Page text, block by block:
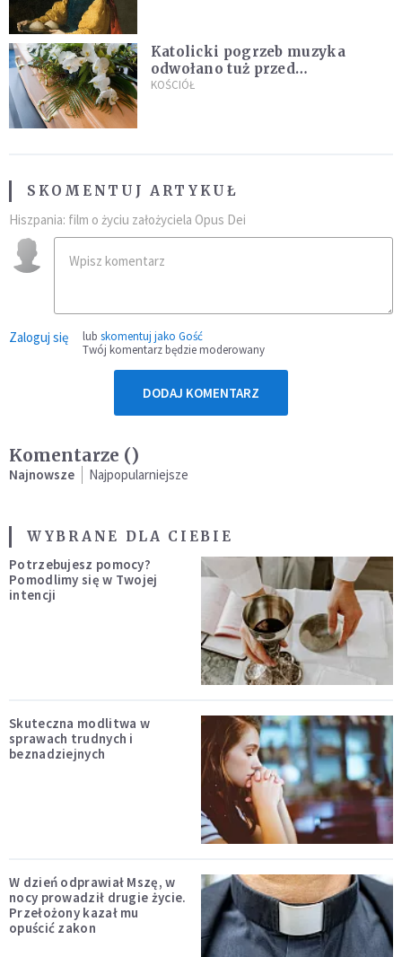
Katolicki pogrzeb muzyka
odwołano tuż przed
uroczystością. Powodem była
KOŚCIÓŁ
SKOMENTUJ ARTYKUŁ
Hiszpania: film o życiu założyciela Opus Dei
Zaloguj się lub skomentuj jako Gość
Twój komentarz będzie moderowany
DODAJ KOMENTARZ
Komentarze ()
Najnowsze Najpopularniejsze
WYBRANE DLA CIEBIE
Potrzebujesz pomocy?
Pomodlimy się w Twojej
intencji
Skuteczna modlitwa w
sprawach trudnych i
beznadziejnych
W dzień odprawiał Mszę, w
nocy prowadził drugie życie.
Przełożony kazał mu
opuścić zakon